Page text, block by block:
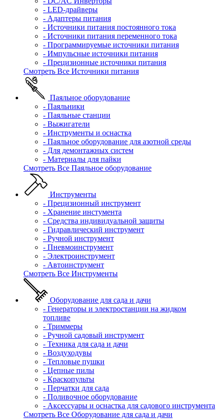
- LED-драйверы
- Адаптеры питания
- Источники питания постоянного тока
- Источники питания переменного тока
- Программируемые источники питания
- Импульсные источники питания
- Прецизионные источники питания
Смотреть Все Источники питания
Паяльное оборудование
- Паяльники
- Паяльные станции
- Выжигатели
- Инструменты и оснастка
- Паяльное оборудование для азотной среды
- Для демонтажных систем
- Материалы для пайки
Смотреть Все Паяльное оборудование
Инструменты
- Прецизионный инструмент
- Хранение инстумента
- Средства индивидуальной защиты
- Гидравлический инструмент
- Ручной инструмент
- Пневмоинструмент
- Электроинструмент
- Автоинструмент
Смотреть Все Инструменты
Оборудование для сада и дачи
- Генераторы и электростанции на жидком
топливе
- Триммеры
- Ручной садовый инструмент
- Техника для сада и дачи
- Воздуходувы
- Тепловые пушки
- Цепные пилы
- Краскопульты
- Перчатки для сада
- Поливочное оборудование
- Аксессуары и оснастка для садового инструмента
Смотреть Все Оборудование для сада и дачи